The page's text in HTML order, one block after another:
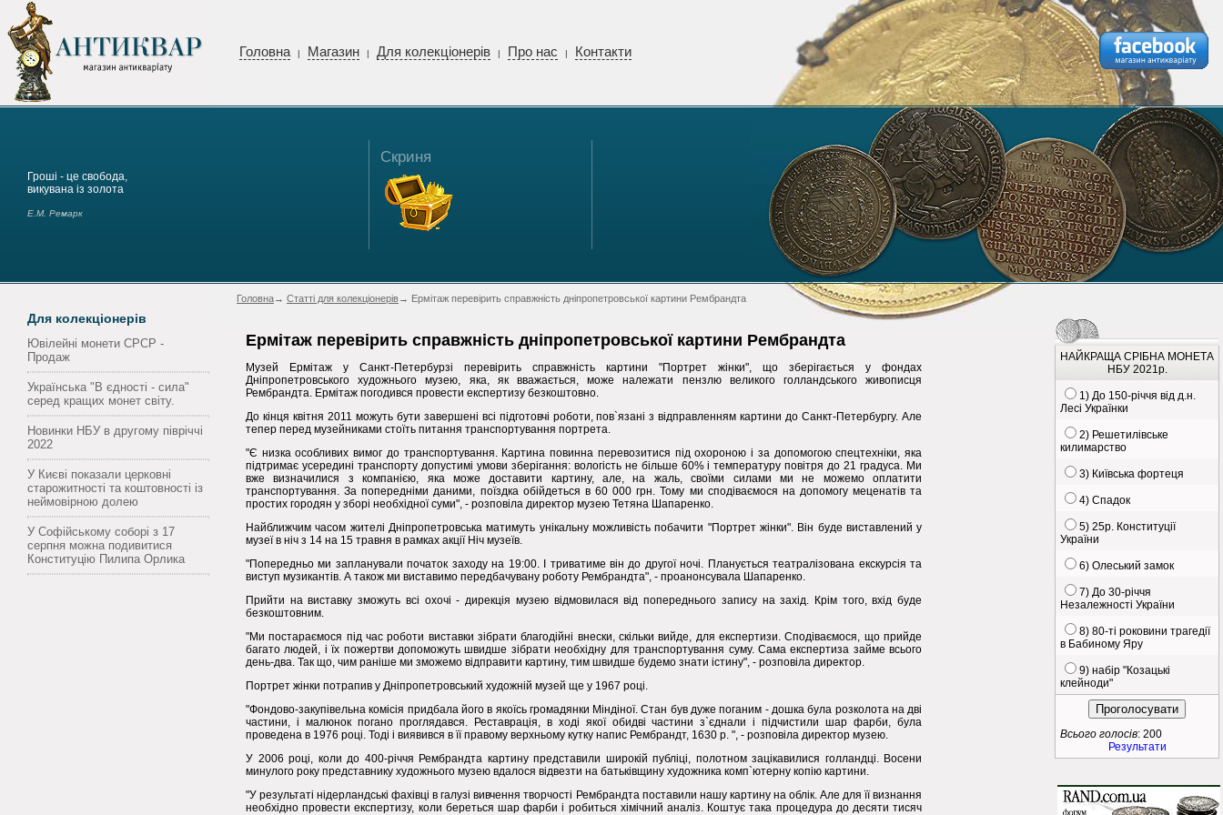
Головна | Магазин | Для колекціонерів | Про нас | Контакти
Гроші - це свобода,
викувана із золота
Е.М. Ремарк
Скриня
Для колекціонерів
Ювілейні монети СРСР -
Продаж
Українська "В єдності - сила"
серед кращих монет світу.
Новинки НБУ в другому півріччі
2022
У Києві показали церковні
старожитності та коштовності із
неймовірною долею
У Софійському соборі з 17
серпня можна подивитися
Конституцію Пилипа Орлика
Головна→ Статті для колекціонерів→ Ермітаж перевірить справжність дніпропетровської картини Рембрандта
Ермітаж перевірить справжність дніпропетровської картини Рембрандта
Музей Ермітаж у Санкт-Петербурзі перевірить справжність картини "Портрет жінки", що зберігається у фондах
Дніпропетровського художнього музею, яка, як вважається, може належати пензлю великого голландського живописця
Рембрандта. Ермітаж погодився провести експертизу безкоштовно.
До кінця квітня 2011 можуть бути завершені всі підготовчі роботи, пов`язані з відправленням картини до Санкт-Петербургу. Але
тепер перед музейниками стоїть питання транспортування портрета.
"Є низка особливих вимог до транспортування. Картина повинна перевозитися під охороною і за допомогою спецтехніки, яка
підтримає усередині транспорту допустимі умови зберігання: вологість не більше 60% і температуру повітря до 21 градуса. Ми
вже визначилися з компанією, яка може доставити картину, але, на жаль, своїми силами ми не можемо оплатити
транспортування. За попередніми даними, поїздка обійдеться в 60 000 грн. Тому ми сподіваємося на допомогу меценатів та
простих городян у зборі необхідної суми", - розповіла директор музею Тетяна Шапаренко.
Найближчим часом жителі Дніпропетровська матимуть унікальну можливість побачити "Портрет жінки". Він буде виставлений у
музеї в ніч з 14 на 15 травня в рамках акції Ніч музеїв.
"Попередньо ми запланували початок заходу на 19:00. І триватиме він до другої ночі. Планується театралізована екскурсія та
виступ музикантів. А також ми виставимо передбачувану роботу Рембрандта", - проанонсувала Шапаренко.
Прийти на виставку зможуть всі охочі - дирекція музею відмовилася від попереднього запису на захід. Крім того, вхід буде
безкоштовним.
"Ми постараємося під час роботи виставки зібрати благодійні внески, скільки вийде, для експертизи. Сподіваємося, що прийде
багато людей, і їх пожертви допоможуть швидше зібрати необхідну для транспортування суму. Сама експертиза займе всього
день-два. Так що, чим раніше ми зможемо відправити картину, тим швидше будемо знати істину", - розповіла директор.
Портрет жінки потрапив у Дніпропетровський художній музей ще у 1967 році.
"Фондово-закупівельна комісія придбала його в якоїсь громадянки Міндіної. Стан був дуже поганим - дошка була розколота на дві
частини, і малюнок погано проглядався. Реставрація, в ході якої обидві частини з`єднали і підчистили шар фарби, була
проведена в 1976 році. Тоді і виявився в її правому верхньому кутку напис Рембрандт, 1630 р. ", - розповіла директор музею.
У 2006 році, коли до 400-річчя Рембрандта картину представили широкій публіці, полотном зацікавилися голландці. Восени
минулого року представнику художнього музею вдалося відвезти на батьківщину художника комп`ютерну копію картини.
"У результаті нідерландські фахівці в галузі вивчення творчості Рембрандта поставили нашу картину на облік. Але для її визнання
необхідно провести експертизу, коли береться шар фарби і робиться хімічний аналіз. Коштує така процедура до десяти тисяч
НАЙКРАЩА СРІБНА МОНЕТА
НБУ 2021р.
1) До 150-річчя від д.н.
Лесі Українки
2) Решетилівське
килимарство
3) Київська фортеця
4) Спадок
5) 25р. Конституції
України
6) Олеський замок
7) До 30-річчя
Незалежності України
8) 80-ті роковини трагедії
в Бабиному Яру
9) набір "Козацькі
клейноди"
Всього голосів: 200
Результати